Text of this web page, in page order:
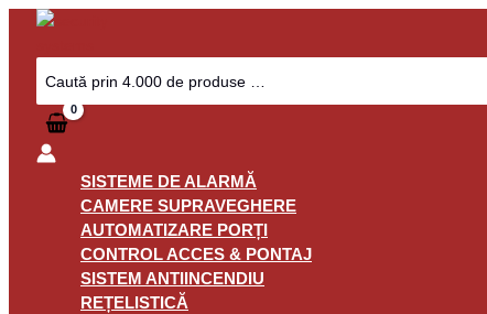
Skip
content
Search
for:
SISTEME DE ALARMĂ
CAMERE SUPRAVEGHERE
AUTOMATIZARE PORȚI
CONTROL ACCES & PONTAJ
SISTEM ANTIINCENDIU
REȚELISTICĂ